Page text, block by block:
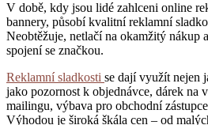
V době, kdy jsou lidé zahlceni online
bannery, působí kvalitní reklamní
Neobtěžuje, netlačí na okamžitý nákup
spojení se značkou.
Reklamní sladkosti se dají využít nejen
jako pozornost k objednávce, dárek na
mailingu, výbava pro obchodní
Výhodou je široká škála cen – od